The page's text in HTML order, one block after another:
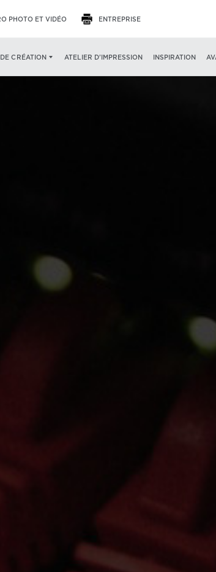
PHOTO ET VIDÉO ENTREPRISE
CRÉATION ATELIER D’IMPRESSION INSPIRATION